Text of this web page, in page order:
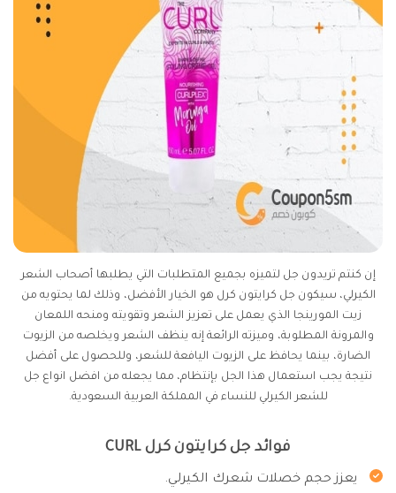
إن كنتم تريدون جل لتميزه بجميع المتطلبات التي يطلبها أصحاب الشعر
الكيرلي، سيكون جل كرايتون كرل هو الخيار الأفضل، وذلك لما يحتويه من
زيت المورينجا الذي يعمل على تعزيز الشعر وتقويته ومنحه اللمعان
والمرونة المطلوبة، وميزته الرائعة إنه ينظف الشعر ويخلصه من الزيوت
الضارة، بينما يحافظ على الزيوت اليافعة للشعر، وللحصول على أفضل
نتيجة يجب استعمال هذا الجل بإنتظام، مما يجعله من افضل انواع جل
للشعر الكيرلي للنساء في المملكة العربية السعودية.
فوائد جل كرايتون كرل CURL
يعزز حجم خصلات شعرك الكيرلي.